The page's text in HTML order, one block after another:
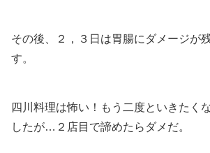
その後、２，３日は胃腸にダメージが
す。
四川料理は怖い！もう二度といきたく
したが…２店目で諦めたらダメだ。